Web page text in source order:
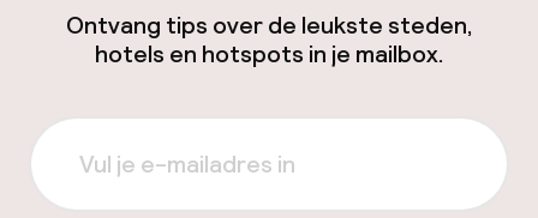
Ontvang tips over de leukste steden,
hotels en hotspots in je mailbox.